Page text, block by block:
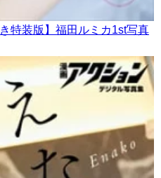
特装版】福田ルミカ1st写真